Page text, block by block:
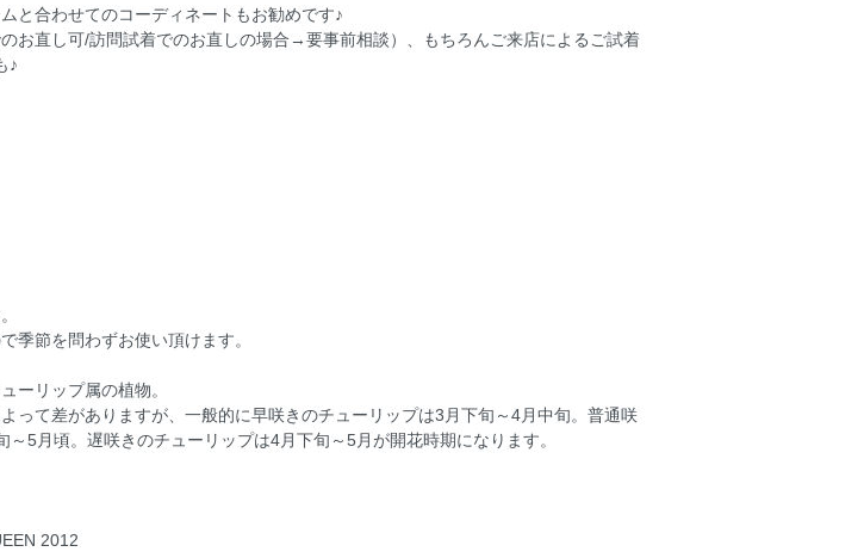
と合わせてのコーディネートもお勧めです♪
お直し可/訪問試着でのお直しの場合→要事前相談）、もちろんご来店によるご試着
♪
季節を問わずお使い頂けます。
ーリップ属の植物。
って差がありますが、一般的に早咲きのチューリップは3月下旬～4月中旬。普通咲
～5月頃。遅咲きのチューリップは4月下旬～5月が開花時期になります。
2012